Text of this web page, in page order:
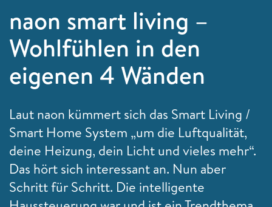
naon smart living –
Wohlfühlen in den
eigenen 4 Wänden
Laut naon kümmert sich das Smart Living /
Smart Home System „um die Luftqualität,
deine Heizung, dein Licht und vieles mehr“.
Das hört sich interessant an. Nun aber
Schritt für Schritt. Die intelligente